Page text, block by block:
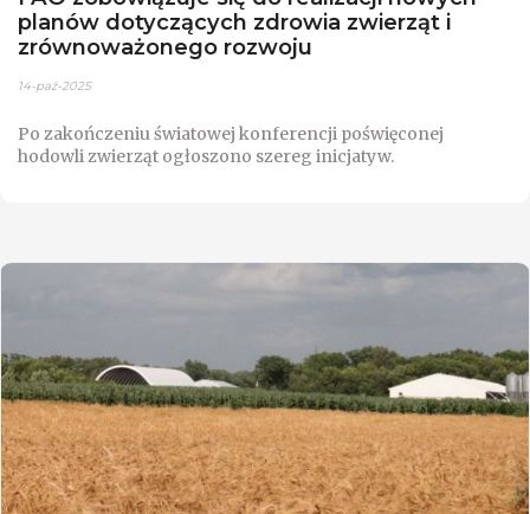
planów dotyczących zdrowia zwierząt i
zrównoważonego rozwoju
14-paź-2025
Po zakończeniu światowej konferencji poświęconej
hodowli zwierząt ogłoszono szereg inicjatyw.